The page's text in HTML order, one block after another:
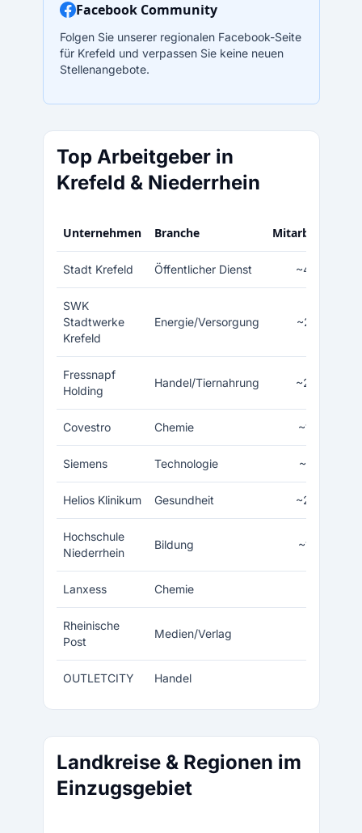
Facebook Community
Folgen Sie unserer regionalen Facebook-Seite
für Krefeld und verpassen Sie keine neuen
Stellenangebote.
Top Arbeitgeber in
Krefeld & Niederrhein
Unternehmen Branche Mitarbeiter
Stadt Krefeld Öffentlicher Dienst ~4.000
SWK
Stadtwerke
Krefeld
Energie/Versorgung ~2.500
Fressnapf
Holding
Handel/Tiernahrung ~2.000
Covestro Chemie ~1.800
Siemens Technologie ~1.500
Helios Klinikum Gesundheit ~2.200
Hochschule
Niederrhein
Bildung ~1.000
Lanxess Chemie
Rheinische
Post
Medien/Verlag
OUTLETCITY Handel
Landkreise & Regionen im
Einzugsgebiet